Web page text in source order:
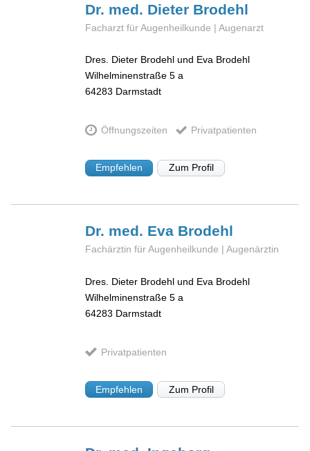
Dr. med. Dieter Brodehl
Facharzt für Augenheilkunde | Augenarzt
Dres. Dieter Brodehl und Eva Brodehl
Wilhelminenstraße 5 a
64283 Darmstadt
Öffnungszeiten Privatpatienten
Empfehlen Zum Profil
Dr. med. Eva Brodehl
Fachärztin für Augenheilkunde | Augenärztin
Dres. Dieter Brodehl und Eva Brodehl
Wilhelminenstraße 5 a
64283 Darmstadt
Privatpatienten
Empfehlen Zum Profil